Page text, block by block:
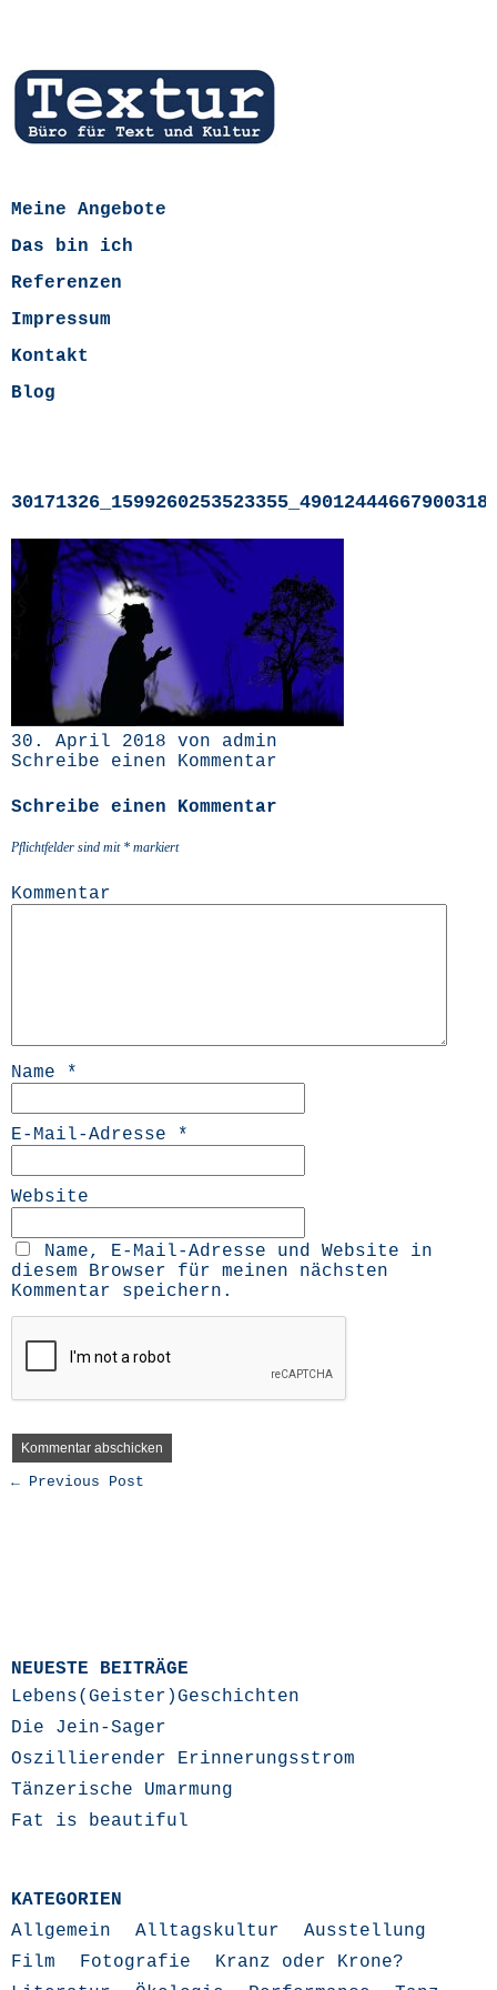
Meine Angebote
Das bin ich
Referenzen
Impressum
Kontakt
Blog
30. April 2018 von admin
Schreibe einen Kommentar
Schreibe einen Kommentar
Pflichtfelder sind mit * markiert
Kommentar
Name *
E-Mail-Adresse *
Website
Name, E-Mail-Adresse und Website in
diesem Browser für meinen nächsten
Kommentar speichern.
← Previous Post
NEUESTE BEITRÄGE
Lebens(Geister)Geschichten
Die Jein-Sager
Oszillierender Erinnerungsstrom
Tänzerische Umarmung
Fat is beautiful
KATEGORIEN
Allgemein
Alltagskultur
Ausstellung
Film
Fotografie
Kranz oder Krone?